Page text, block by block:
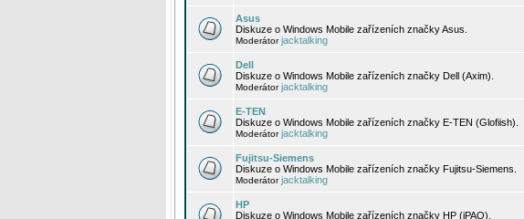
Asus
Diskuze o Windows Mobile zařízeních značky Asus.
Moderátorjacktalking
Dell
Diskuze o Windows Mobile zařízeních značky Dell (Axim).
Moderátorjacktalking
E-TEN
Diskuze o Windows Mobile zařízeních značky E-TEN (Glofiish).
Moderátorjacktalking
Fujitsu-Siemens
Diskuze o Windows Mobile zařízeních značky Fujitsu-Siemens.
Moderátorjacktalking
HP
Diskuze o Windows Mobile zařízeních značky HP (iPAQ).